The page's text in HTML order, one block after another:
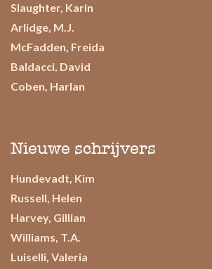
Slaughter, Karin
Arlidge, M.J.
McFadden, Freida
Baldacci, David
Coben, Harlan
Nieuwe schrijvers
Hundevadt, Kim
Russell, Helen
Harvey, Gillian
Williams, T.A.
Luiselli, Valeria